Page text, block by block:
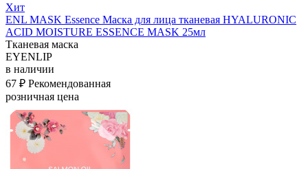
Хит
ENL MASK Essence Маска для лица тканевая HYALURONIC
ACID MOISTURE ESSENCE MASK 25мл
Тканевая маска
EYENLIP
в наличии
67 ₽ Рекомендованная
розничная цена